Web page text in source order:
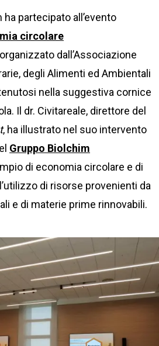
partecipato all’evento
circolare
organizzato dall’Associazione
degli Alimenti ed Ambientali
nella suggestiva cornice
Il dr. Civitareale, direttore del
, ha illustrato nel suo intervento
Gruppo Biolchim
di economia circolare e di
di risorse provenienti da
e di materie prime rinnovabili.